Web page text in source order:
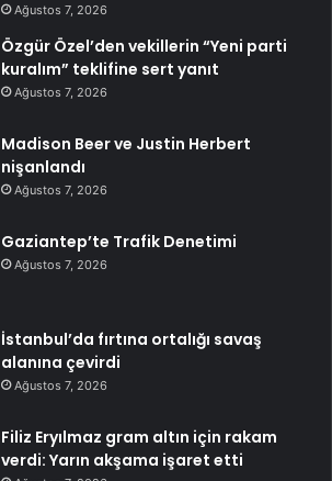
Ağustos 7, 2026
Özgür Özel’den vekillerin “Yeni parti
kuralım” teklifine sert yanıt
Ağustos 7, 2026
Madison Beer ve Justin Herbert
nişanlandı
Ağustos 7, 2026
Gaziantep’te Trafik Denetimi
Ağustos 7, 2026
İstanbul’da fırtına ortalığı savaş
alanına çevirdi
Ağustos 7, 2026
Filiz Eryılmaz gram altın için rakam
verdi: Yarın akşama işaret etti